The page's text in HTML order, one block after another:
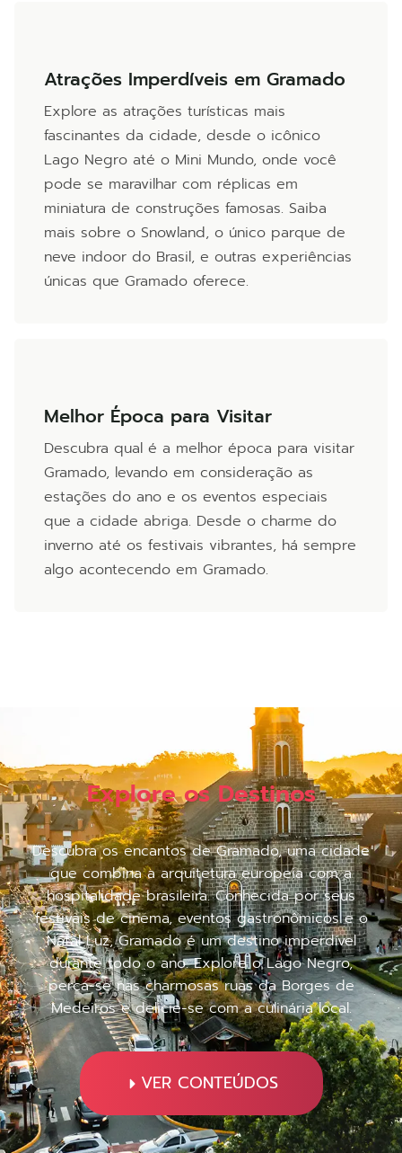
Atrações Imperdíveis em Gramado
Explore as atrações turísticas mais
fascinantes da cidade, desde o icônico
Lago Negro até o Mini Mundo, onde você
pode se maravilhar com réplicas em
miniatura de construções famosas. Saiba
mais sobre o Snowland, o único parque de
neve indoor do Brasil, e outras experiências
únicas que Gramado oferece.
Melhor Época para Visitar
Descubra qual é a melhor época para visitar
Gramado, levando em consideração as
estações do ano e os eventos especiais
que a cidade abriga. Desde o charme do
inverno até os festivais vibrantes, há sempre
algo acontecendo em Gramado.
Explore os Destinos
Descubra os encantos de Gramado, uma cidade
que combina a arquitetura europeia com a
hospitalidade brasileira. Conhecida por seus
festivais de cinema, eventos gastronômicos e o
Natal Luz, Gramado é um destino imperdível
durante todo o ano. Explore o Lago Negro,
perca-se nas charmosas ruas da Borges de
Medeiros e delicie-se com a culinária local.
VER CONTEÚDOS